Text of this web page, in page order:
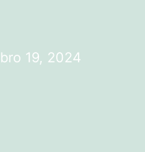
19, 2024